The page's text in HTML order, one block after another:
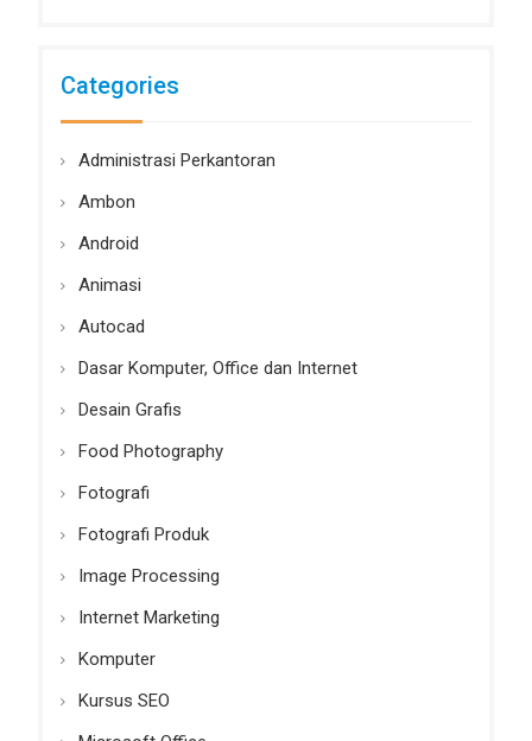
Categories
Administrasi Perkantoran
Ambon
Android
Animasi
Autocad
Dasar Komputer, Office dan Internet
Desain Grafis
Food Photography
Fotografi
Fotografi Produk
Image Processing
Internet Marketing
Komputer
Kursus SEO